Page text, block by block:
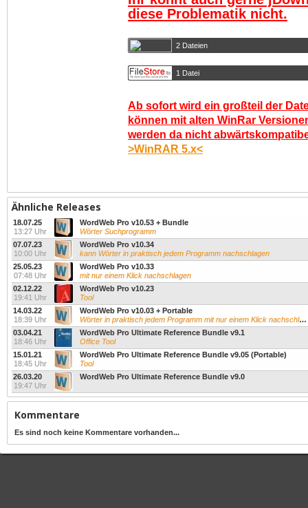
diese Problematik nicht.
2 Dateien
1 Datei
Ab sofort wird ein großteil der
können mit alten WinRar
werden da nicht
>WinRAR 5.x<
Ähnliche Releases
18.07.25
13:27 Uhr
WordWeb Pro v10.53 + Bundle
Wörter Suchprogramm
07.07.23
10:00 Uhr
WordWeb Pro v10.34
kann Wörter in praktisch jedem Programm nachschlagen
25.05.23
07:48 Uhr
WordWeb Pro v10.33
mit nur einem Klick nachschlagen
02.12.22
19:41 Uhr
WordWeb Pro v10.23
Tool
14.03.22
18:39 Uhr
WordWeb Pro v10.03 + Portable
Wörter in praktisch jedem Programm mit nur einem Klick nachschlagen
03.04.21
18:46 Uhr
WordWeb Pro Ultimate Reference Bundle v9.1
Office Tool
15.01.21
18:45 Uhr
WordWeb Pro Ultimate Reference Bundle v9.05 (Portable)
Tool
26.03.20
19:47 Uhr
WordWeb Pro Ultimate Reference Bundle v9.0
Kommentare
Es sind noch keine Kommentare vorhanden...